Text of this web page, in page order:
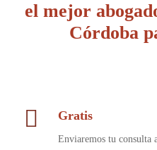
el mejor
Córdoba
Gratis
Enviaremos tu consulta